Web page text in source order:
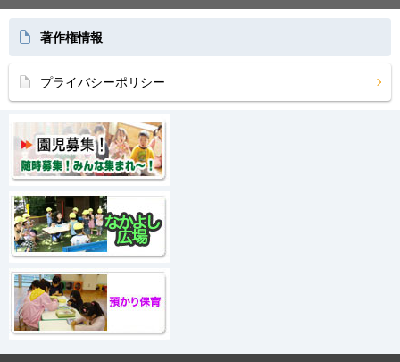
著作権情報
プライバシーポリシー